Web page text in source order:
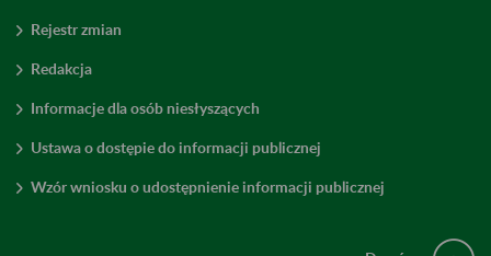
Rejestr zmian
Redakcja
Informacje dla osób niesłyszących
Ustawa o dostępie do informacji publicznej
Wzór wniosku o udostępnienie informacji publicznej